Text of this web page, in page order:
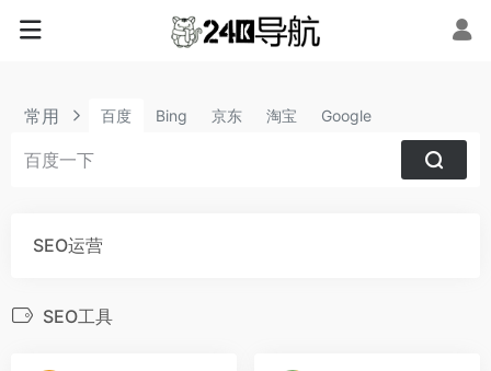
常用 百度 Bing 京东 淘宝 Google
SEO运营
SEO工具